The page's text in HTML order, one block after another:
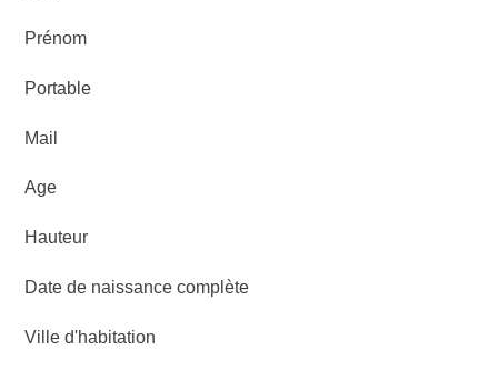
Prénom
Portable
Mail
Age
Hauteur
Date de naissance complète
Ville d'habitation